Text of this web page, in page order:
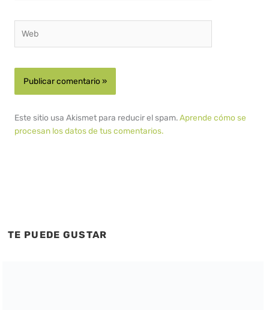
Este sitio usa Akismet para reducir el spam.Aprende cómo se
procesan los datos de tus comentarios.
TE PUEDE GUSTAR